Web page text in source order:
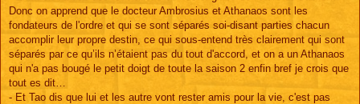
Donc on apprend que le docteur Ambrosius et Athanaos sont les
fondateurs de l'ordre et qui se sont séparés soi-disant parties chacun
accomplir leur propre destin, ce qui sous-entend très clairement qui sont
séparés par ce qu’ils n’étaient pas du tout d'accord, et on a un Athanaos
qui n'a pas bougé le petit doigt de toute la saison 2 enfin bref je crois que
tout es dit…
- Et Tao dis que lui et les autre vont rester amis pour la vie, c'est pas